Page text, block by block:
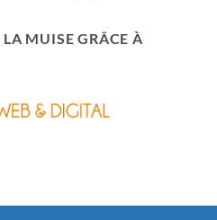
MUISE GRÂCE À